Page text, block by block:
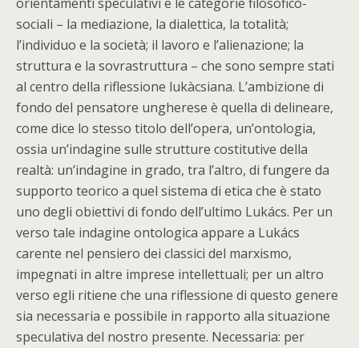
sociali – la mediazione, la dialettica, la totalità;
l’individuo e la società; il lavoro e l’alienazione; la
struttura e la sovrastruttura – che sono sempre stati
al centro della riflessione lukàcsiana. L’ambizione di
fondo del pensatore ungherese è quella di delineare,
come dice lo stesso titolo dell’opera, un’ontologia,
ossia un’indagine sulle strutture costitutive della
realtà: un’indagine in grado, tra l’altro, di fungere da
supporto teorico a quel sistema di etica che è stato
uno degli obiettivi di fondo dell’ultimo Lukács. Per un
verso tale indagine ontologica appare a Lukács
carente nel pensiero dei classici del marxismo,
impegnati in altre imprese intellettuali; per un altro
verso egli ritiene che una riflessione di questo genere
sia necessaria e possibile in rapporto alla situazione
speculativa del nostro presente. Necessaria: per